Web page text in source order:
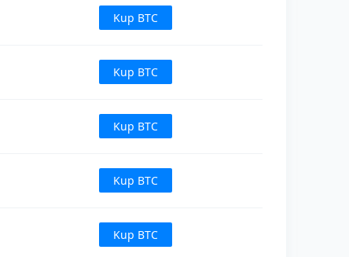
Kup BTC
Kup BTC
Kup BTC
Kup BTC
Kup BTC